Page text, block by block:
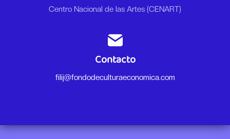
Centro Nacional de las Artes (CENART)
Contacto
filij@fondodeculturaeconomica.com